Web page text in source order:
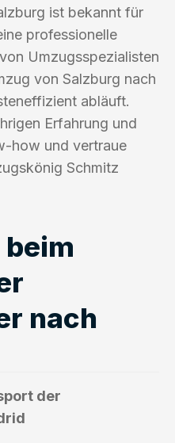
ist bekannt für
professionelle
Umzugsspezialisten
von Salzburg nach
abläuft.
Erfahrung und
how und vertraue
Schmitz
beim
nach
der